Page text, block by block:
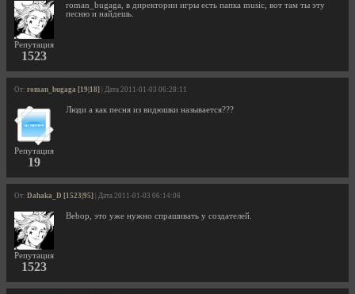
Репутация
1523
roman_bugaga, в директории игры есть папка music, вот там ты эту
песню и найдешь.
От: roman_bugaga [19|18] | Дата 2011-01-03 06:28:11
Репутация
19
Люди а как песня из видюшки называется???
От: Dahaka_D [1523|95] | Дата 2011-01-03 06:14:06
Репутация
1523
Bebop, это уже нужно спрашивать у создателей.